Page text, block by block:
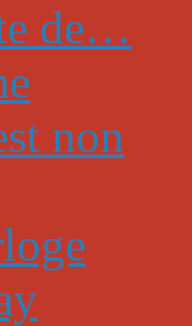
de…
non